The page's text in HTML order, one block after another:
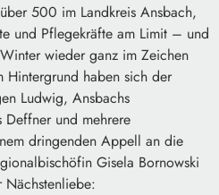
500 im Landkreis Ansbach,
und Pflegekräfte am Limit – und
wieder ganz im Zeichen
Hintergrund haben sich der
Ludwig, Ansbachs
Deffner und mehrere
dringenden Appell an die
Gisela Bornowski